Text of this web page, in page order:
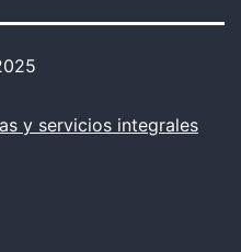
y servicios integrales